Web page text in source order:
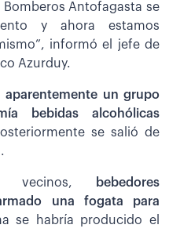
Antofagasta se
y ahora estamos
informó el jefe de
Azurduy.
aparentemente un grupo
bebidas alcohólicas
se salió de
vecinos,
bebedores
una fogata para
se habría producido el